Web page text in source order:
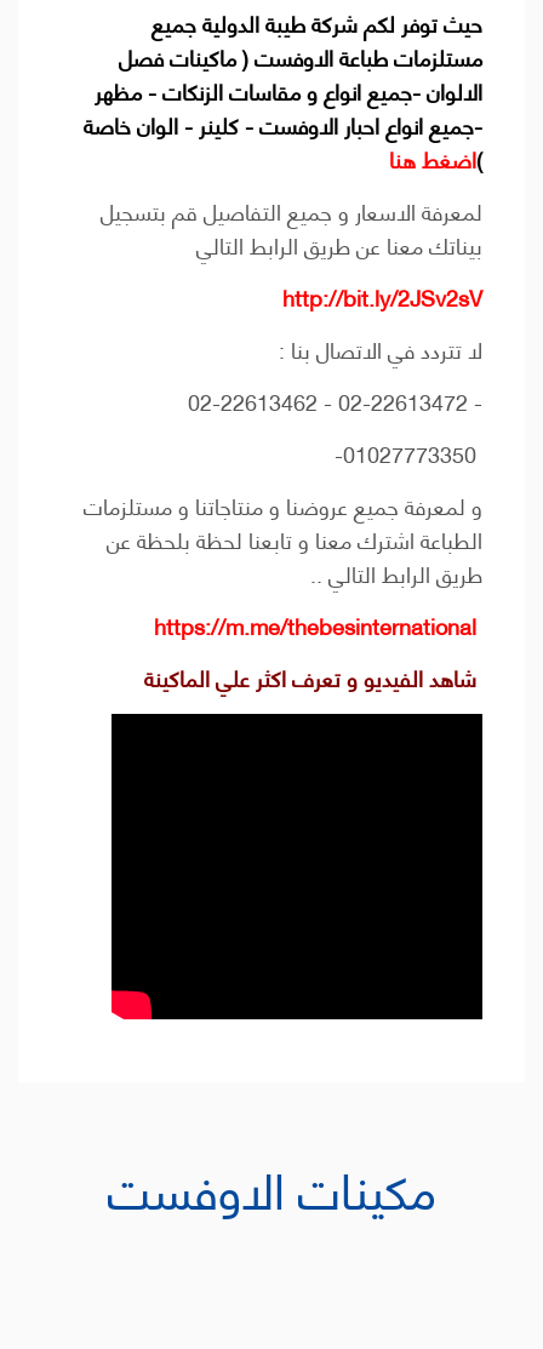
حيث توفر لكم شركة طيبة الدولية جميع
مستلزمات طباعة الاوفست ( ماكينات فصل
الالوان -جميع انواع و مقاسات الزنكات - مظهر
-جميع انواع احبار الاوفست - كلينر - الوان خاصة
)اضغط هنا
لمعرفة الاسعار و جميع التفاصيل قم بتسجيل
بيناتك معنا عن طريق الرابط التالي
http://bit.ly/2JSv2sV
لا تتردد في الاتصال بنا :
- 02-22613472 - 02-22613462
و لمعرفة جميع عروضنا و منتاجاتنا و مستلزمات
الطباعة اشترك معنا و تابعنا لحظة بلحظة عن
طريق الرابط التالي ..
https://m.me/thebesinternational
شاهد الفيديو و تعرف اكثر علي الماكينة
مكينات الاوفست